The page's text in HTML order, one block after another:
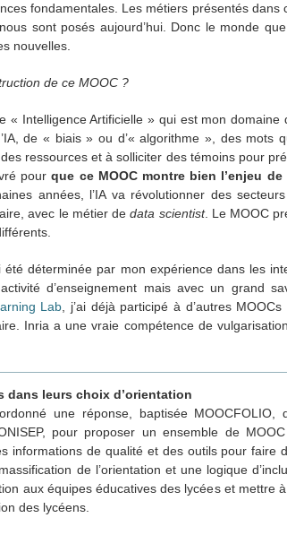
fondamentales. Les métiers présentés
sont posés aujourd’hui. Donc le monde
nouvelles.
de ce MOOC ?
Intelligence Artificielle » qui est mon domaine
de « biais » ou d’« algorithme », des mots
ressources et à solliciter des témoins pour
pourque ce MOOC montre bien l’enjeu
années, l’IA va révolutionner des
avec le métier dedata scientist. Le MOOC
déterminée par mon expérience dans les
d’enseignement mais avec un grand
Lab, j’ai déjà participé à d’autres
Inria a une vraie compétence de
dans leurs choix d’orientation
une réponse, baptisée
pour proposer un ensemble de
informations de qualité et des outils pour
de l’orientation et une logique
aux équipes éducatives des lycées et
des lycéens.